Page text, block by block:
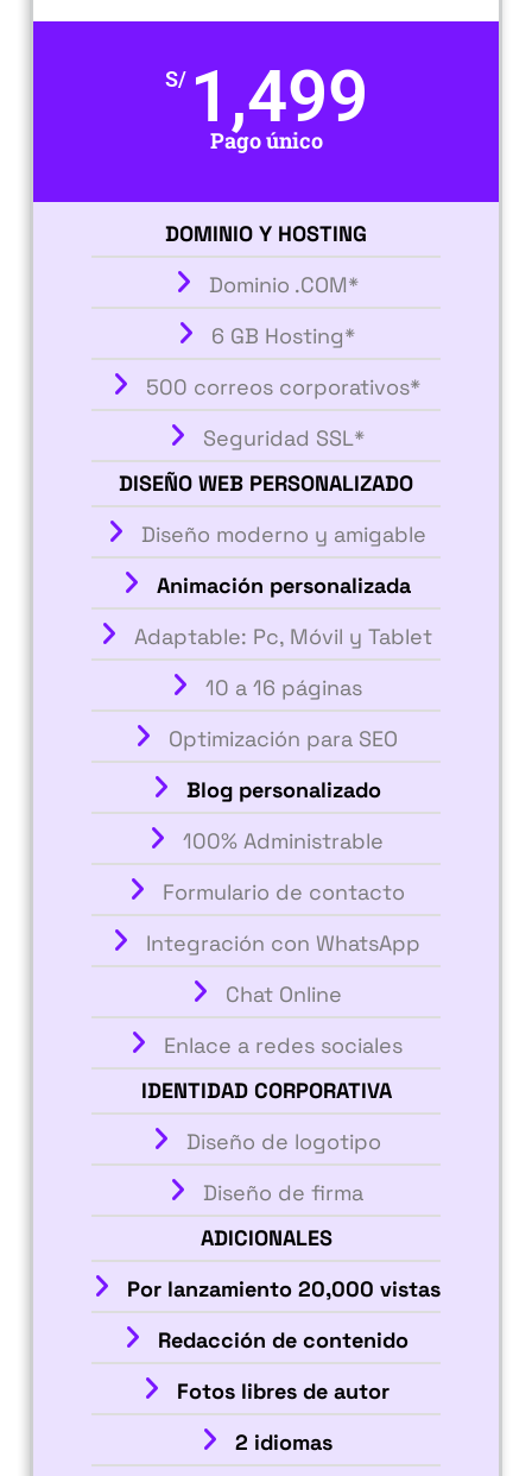
S/ 1,499
Pago único
DOMINIO Y HOSTING
Dominio .COM*
6 GB Hosting*
500 correos corporativos*
Seguridad SSL*
DISEÑO WEB PERSONALIZADO
Diseño moderno y amigable
Animación personalizada
Adaptable: Pc, Móvil y Tablet
10 a 16 páginas
Optimización para SEO
Blog personalizado
100% Administrable
Formulario de contacto
Integración con WhatsApp
Chat Online
Enlace a redes sociales
IDENTIDAD CORPORATIVA
Diseño de logotipo
Diseño de firma
ADICIONALES
Por lanzamiento 20,000 vistas
Redacción de contenido
Fotos libres de autor
2 idiomas